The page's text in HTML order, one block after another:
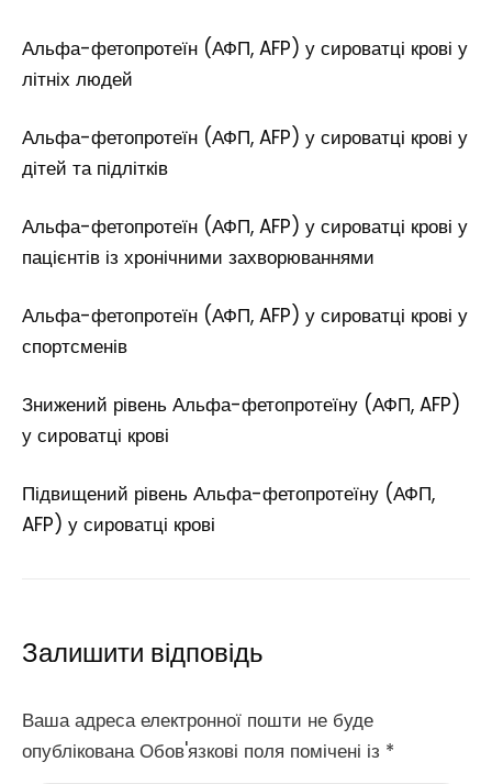
Альфа-фетопротеїн (АФП, AFP) у сироватці крові у
літніх людей
Альфа-фетопротеїн (АФП, AFP) у сироватці крові у
дітей та підлітків
Альфа-фетопротеїн (АФП, AFP) у сироватці крові у
пацієнтів із хронічними захворюваннями
Альфа-фетопротеїн (АФП, AFP) у сироватці крові у
спортсменів
Знижений рівень Альфа-фетопротеїну (АФП, AFP)
у сироватці крові
Підвищений рівень Альфа-фетопротеїну (АФП,
AFP) у сироватці крові
Залишити відповідь
Ваша адреса електронної пошти не буде
опублікована Обов'язкові поля помічені із *